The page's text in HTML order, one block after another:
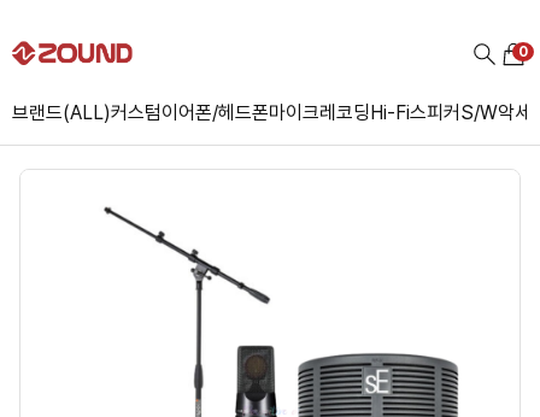
브랜드(ALL)커스텀이어폰/헤드폰마이크레코딩Hi-Fi스피커S/W악세
0